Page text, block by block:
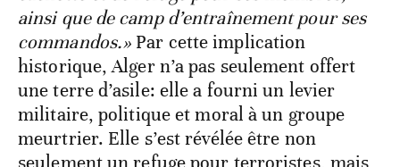
ainsi que de camp d’entraînement pour ses
commandos.» Par cette implication
historique, Alger n’a pas seulement offert
une terre d’asile: elle a fourni un levier
militaire, politique et moral à un groupe
meurtrier. Elle s’est révélée être non